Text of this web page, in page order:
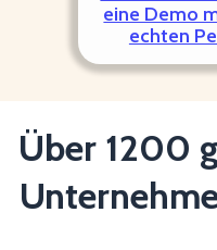
eine Demo
echten
Über 1200